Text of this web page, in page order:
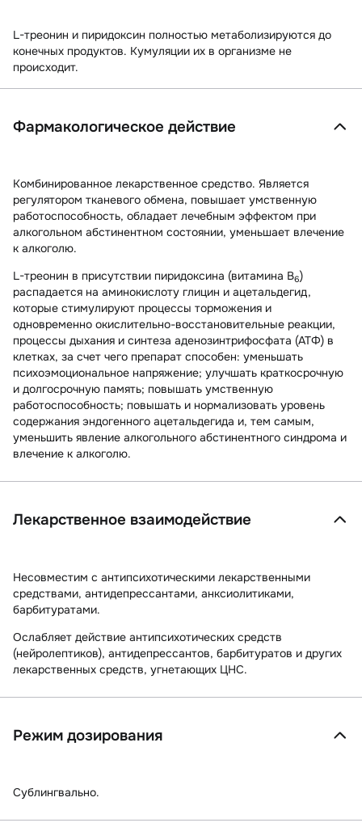
L-треонин и пиридоксин полностью метаболизируются до
конечных продуктов. Кумуляции их в организме не
происходит.
Фармакологическое действие
Комбинированное лекарственное средство. Является
регулятором тканевого обмена, повышает умственную
работоспособность, обладает лечебным эффектом при
алкогольном абстинентном состоянии, уменьшает влечение
к алкоголю.
L-треонин в присутствии пиридоксина (витамина В6)
распадается на аминокислоту глицин и ацетальдегид,
которые стимулируют процессы торможения и
одновременно окислительно-восстановительные реакции,
процессы дыхания и синтеза аденозинтрифосфата (АТФ) в
клетках, за счет чего препарат способен: уменьшать
психоэмоциональное напряжение; улучшать краткосрочную
и долгосрочную память; повышать умственную
работоспособность; повышать и нормализовать уровень
содержания эндогенного ацетальдегида и, тем самым,
уменьшить явление алкогольного абстинентного синдрома и
влечение к алкоголю.
Лекарственное взаимодействие
Несовместим с антипсихотическими лекарственными
средствами, антидепрессантами, анксиолитиками,
барбитуратами.
Ослабляет действие антипсихотических средств
(нейролептиков), антидепрессантов, барбитуратов и других
лекарственных средств, угнетающих ЦНС.
Режим дозирования
Сублингвально.